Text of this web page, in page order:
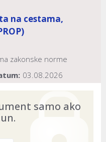
na cestama,
zakonske norme
03.08.2026
samo ako